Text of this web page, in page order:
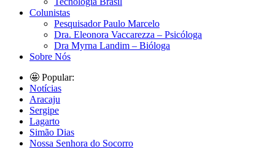
Colunistas
Pesquisador Paulo Marcelo
Dra. Eleonora Vaccarezza – Psicóloga
Dra Myrna Landim – Bióloga
Sobre Nós
🤩 Popular:
Notícias
Aracaju
Sergipe
Lagarto
Simão Dias
Nossa Senhora do Socorro